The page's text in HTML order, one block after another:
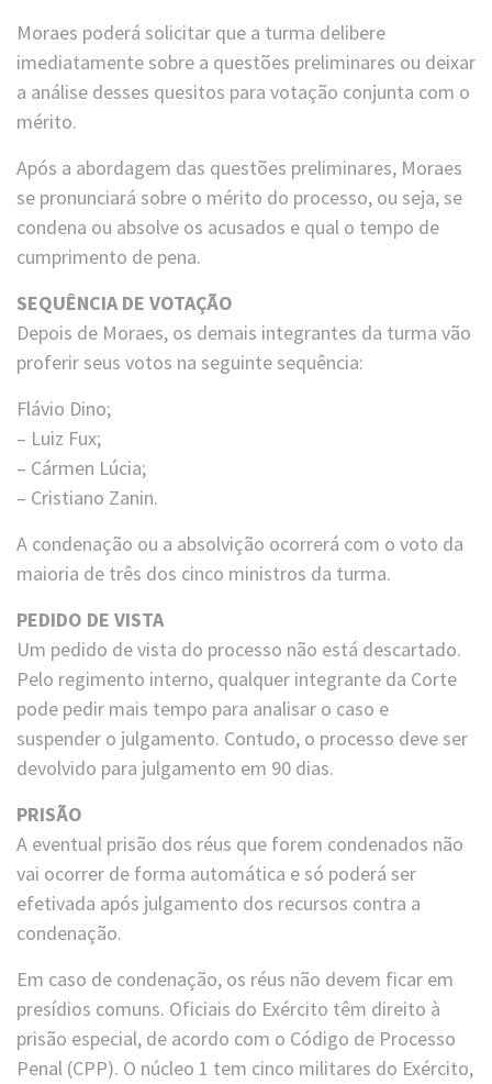
Moraes poderá solicitar que a turma delibere
imediatamente sobre a questões preliminares ou deixar
a análise desses quesitos para votação conjunta com o
mérito.
Após a abordagem das questões preliminares, Moraes
se pronunciará sobre o mérito do processo, ou seja, se
condena ou absolve os acusados e qual o tempo de
cumprimento de pena.
SEQUÊNCIA DE VOTAÇÃO
Depois de Moraes, os demais integrantes da turma vão
proferir seus votos na seguinte sequência:
Flávio Dino;
– Luiz Fux;
– Cármen Lúcia;
– Cristiano Zanin.
A condenação ou a absolvição ocorrerá com o voto da
maioria de três dos cinco ministros da turma.
PEDIDO DE VISTA
Um pedido de vista do processo não está descartado.
Pelo regimento interno, qualquer integrante da Corte
pode pedir mais tempo para analisar o caso e
suspender o julgamento. Contudo, o processo deve ser
devolvido para julgamento em 90 dias.
PRISÃO
A eventual prisão dos réus que forem condenados não
vai ocorrer de forma automática e só poderá ser
efetivada após julgamento dos recursos contra a
condenação.
Em caso de condenação, os réus não devem ficar em
presídios comuns. Oficiais do Exército têm direito à
prisão especial, de acordo com o Código de Processo
Penal (CPP). O núcleo 1 tem cinco militares do Exército,